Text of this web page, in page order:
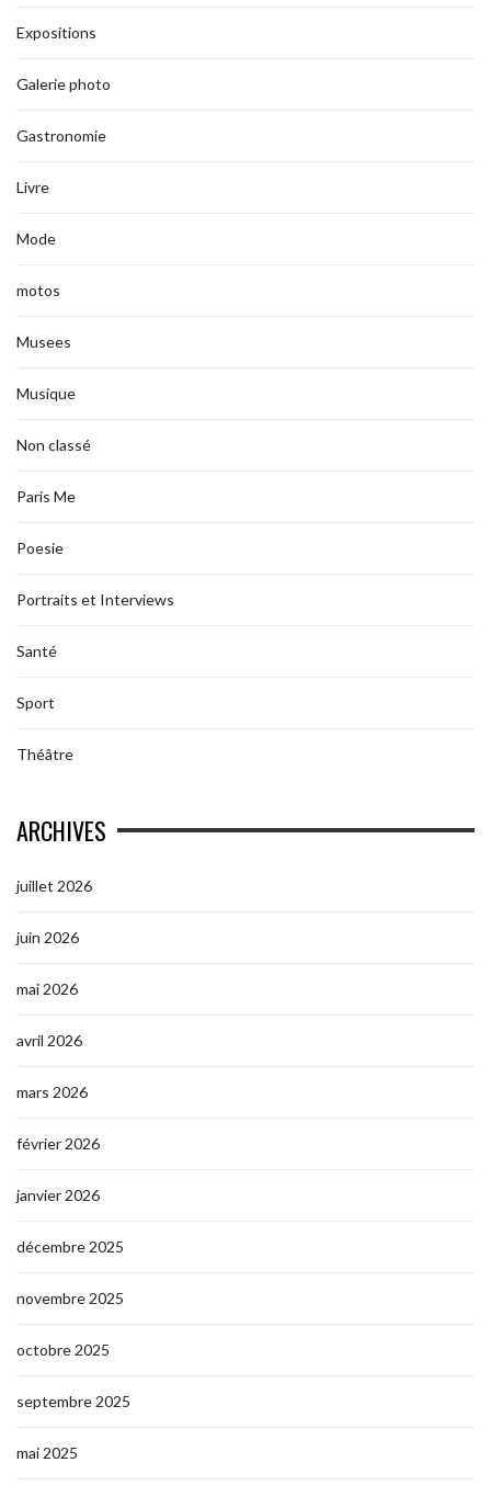
Expositions
Galerie photo
Gastronomie
Livre
Mode
motos
Musees
Musique
Non classé
Paris Me
Poesie
Portraits et Interviews
Santé
Sport
Théâtre
ARCHIVES
juillet 2026
juin 2026
mai 2026
avril 2026
mars 2026
février 2026
janvier 2026
décembre 2025
novembre 2025
octobre 2025
septembre 2025
mai 2025